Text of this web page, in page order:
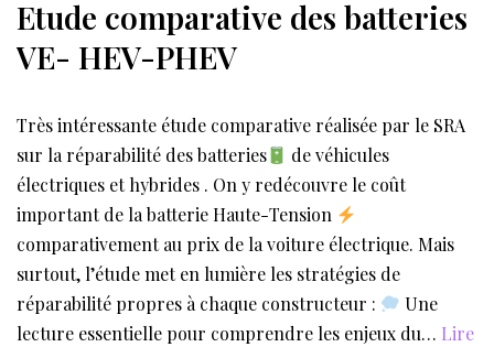
Etude comparative des batteries
VE- HEV-PHEV
Très intéressante étude comparative réalisée par le SRA
sur la réparabilité des batteries
de véhicules
électriques et hybrides . On y redécouvre le coût
important de la batterie Haute-Tension
comparativement au prix de la voiture électrique. Mais
surtout, l’étude met en lumière les stratégies de
réparabilité propres à chaque constructeur :
Une
lecture essentielle pour comprendre les enjeux du… Lire